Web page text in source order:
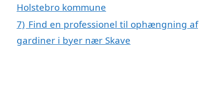
Holstebro kommune
7) Find en professionel til ophængning af
gardiner i byer nær Skave